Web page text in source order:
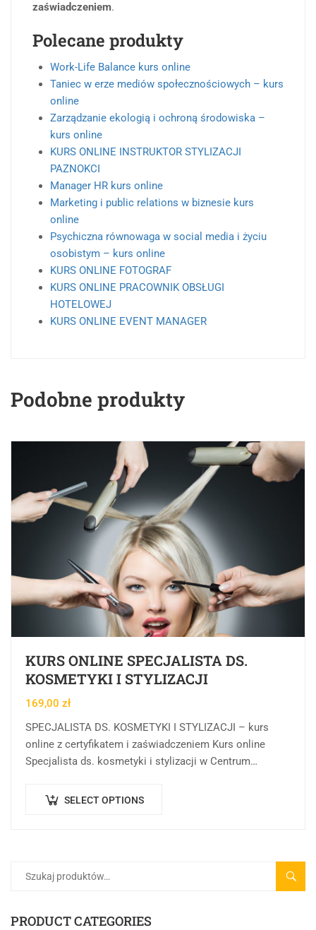
zaświadczeniem.
Polecane produkty
Work-Life Balance kurs online
Taniec w erze mediów społecznościowych – kurs
online
Zarządzanie ekologią i ochroną środowiska –
kurs online
KURS ONLINE INSTRUKTOR STYLIZACJI
PAZNOKCI
Manager HR kurs online
Marketing i public relations w biznesie kurs
online
Psychiczna równowaga w social media i życiu
osobistym – kurs online
KURS ONLINE FOTOGRAF
KURS ONLINE PRACOWNIK OBSŁUGI
HOTELOWEJ
KURS ONLINE EVENT MANAGER
Podobne produkty
KURS ONLINE SPECJALISTA DS.
KOSMETYKI I STYLIZACJI
169,00 zł
SPECJALISTA DS. KOSMETYKI I STYLIZACJI – kurs
online z certyfikatem i zaświadczeniem Kurs online
Specjalista ds. kosmetyki i stylizacji w Centrum
online, której…SELECT OPTIONS
PRODUCT CATEGORIES